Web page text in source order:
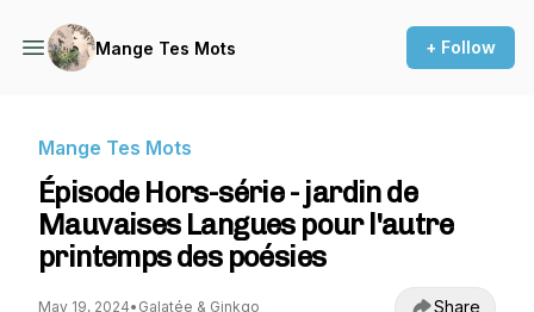
Mange Tes Mots + Follow
Mange Tes Mots
Épisode Hors-série - jardin de
Mauvaises Langues pour l'autre
printemps des poésies
May 19, 2024• Galatée & Ginkgo Share